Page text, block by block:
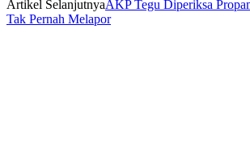
Artikel SelanjutnyaAKP Tegu Diperiksa
Tak Pernah Melapor